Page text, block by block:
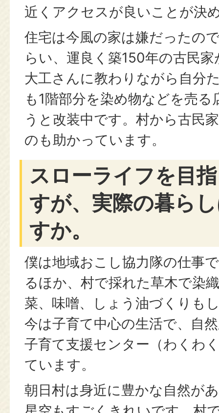
近くアクセスが良いことが決
住宅は今風の家は嫌だったの
らい、運良く築150年の古民
大工さんに教わりながら自分
も1階部分を染め物などを売
うと改装中です。村から古民
のも助かっています。
スローライフを目
すが、実際の暮ら
すか。
僕は地域おこし協力隊の仕事
るほか、村で採れた草木で染
菜、味噌、しょう油づくりも
今は子育て中心の生活で、自
子育て支援センター（わくわ
ています。
朝日村は身近に豊かな自然が